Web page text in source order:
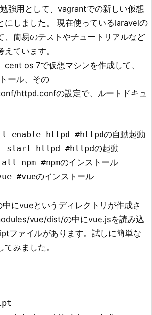
強用として、vagrantでの新しい仮想
にしました。 現在使っているlaravelの
、簡易のテストやチュートリアルなど
ています。
cent os 7で仮想マシンを作成して、
ール、その
httpd.confの設定で、ルートドキュ
enable httpd #httpdの自動起動
start httpd #httpdの起動
npm #npmのインストール
#vueのインストール
にvueというディレクトリが作成さ
vue/dist/の中にvue.jsを読み込
ファイルがあります。試しに簡単な
みました。